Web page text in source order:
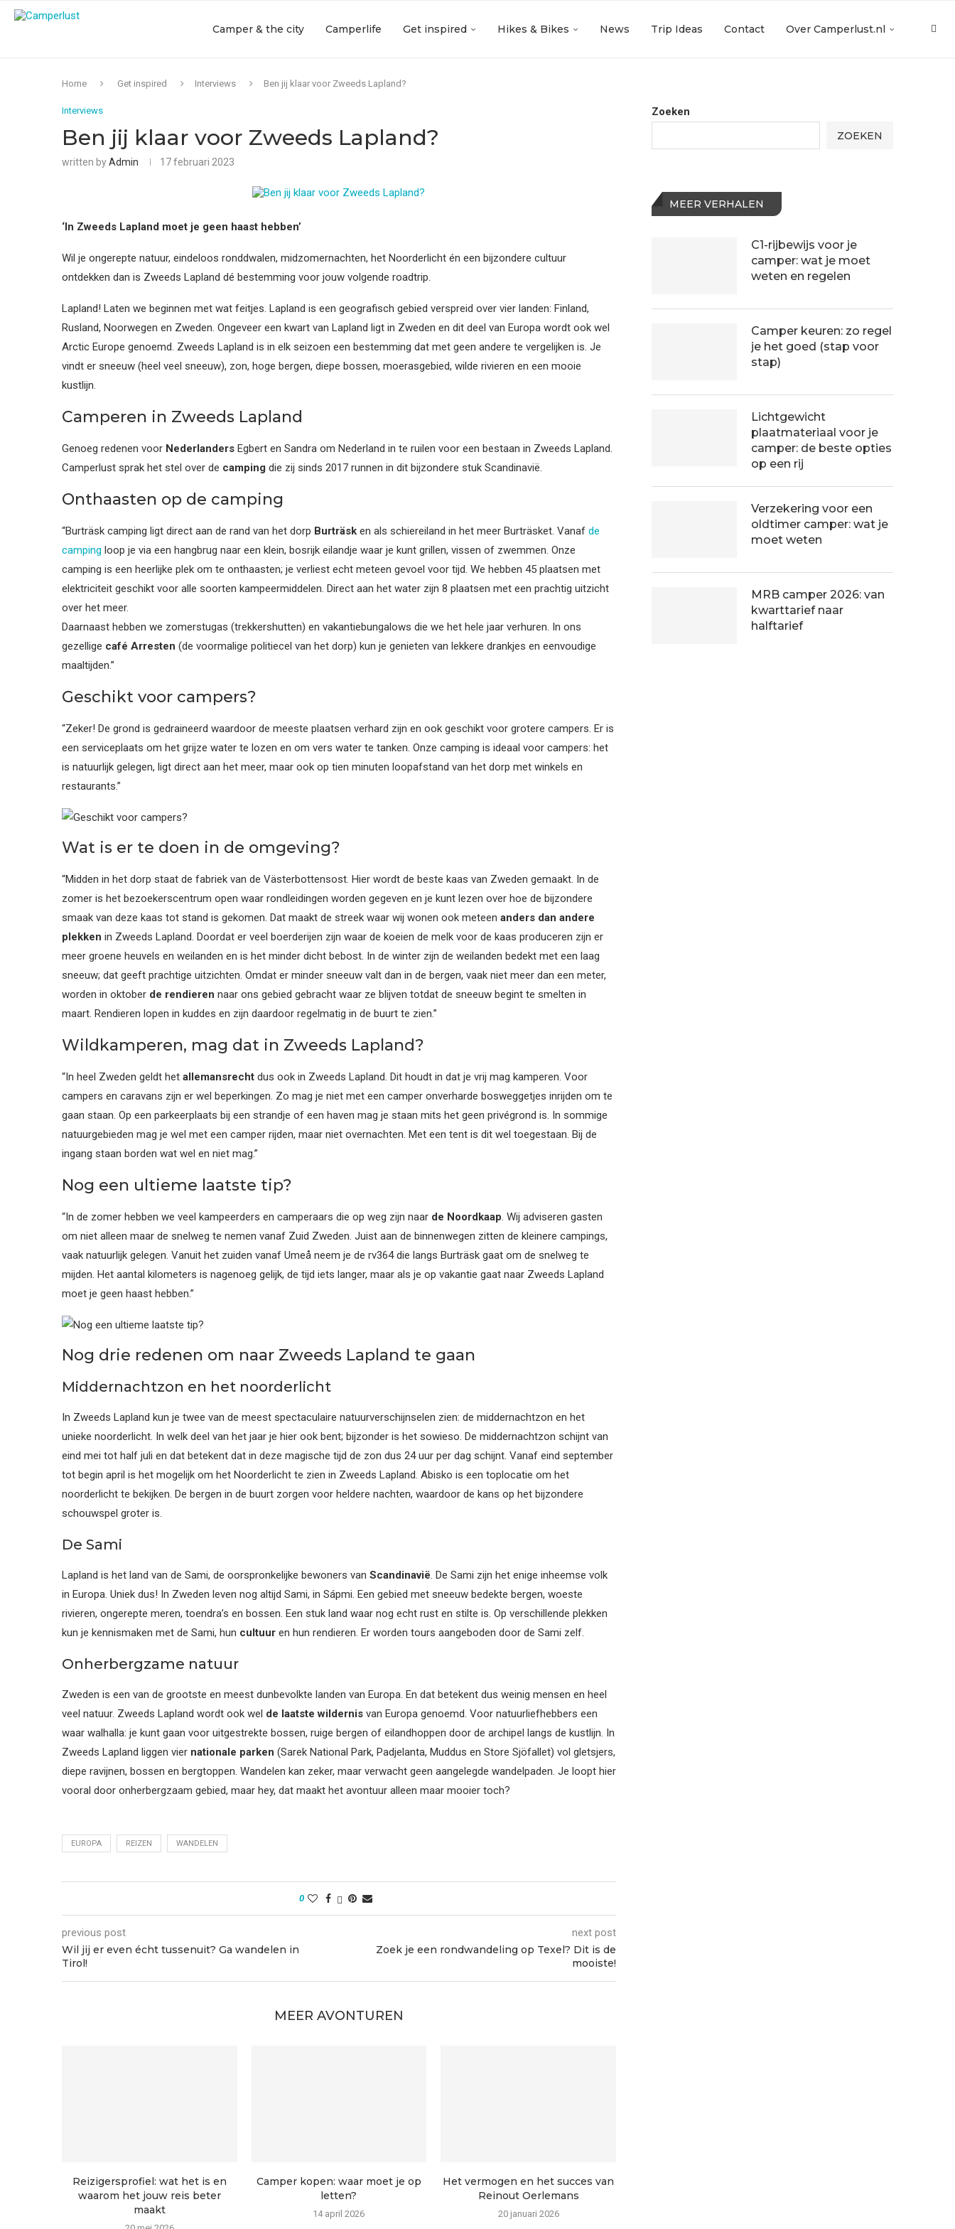
Camper & the city Camperlife Get inspired Hikes & Bikes News Trip Ideas Contact Over Camperlust.nl
Home Get inspired Interviews Ben jij klaar voor Zweeds Lapland?
Interviews
Ben jij klaar voor Zweeds Lapland?
written byAdmin 17 februari 2023
‘In Zweeds Lapland moet je geen haast hebben’
Wil je ongerepte natuur, eindeloos ronddwalen, midzomernachten, het Noorderlicht én een bijzondere cultuur
ontdekken dan is Zweeds Lapland dé bestemming voor jouw volgende roadtrip.
Lapland! Laten we beginnen met wat feitjes. Lapland is een geografisch gebied verspreid over vier landen: Finland,
Rusland, Noorwegen en Zweden. Ongeveer een kwart van Lapland ligt in Zweden en dit deel van Europa wordt ook wel
Arctic Europe genoemd. Zweeds Lapland is in elk seizoen een bestemming dat met geen andere te vergelijken is. Je
vindt er sneeuw (heel veel sneeuw), zon, hoge bergen, diepe bossen, moerasgebied, wilde rivieren en een mooie
kustlijn.
Camperen in Zweeds Lapland
Genoeg redenen voor Nederlanders Egbert en Sandra om Nederland in te ruilen voor een bestaan in Zweeds Lapland.
Camperlust sprak het stel over de camping die zij sinds 2017 runnen in dit bijzondere stuk Scandinavië.
Onthaasten op de camping
“Burträsk camping ligt direct aan de rand van het dorp Burträsk en als schiereiland in het meer Burträsket. Vanaf de
camping loop je via een hangbrug naar een klein, bosrijk eilandje waar je kunt grillen, vissen of zwemmen. Onze
camping is een heerlijke plek om te onthaasten; je verliest echt meteen gevoel voor tijd. We hebben 45 plaatsen met
elektriciteit geschikt voor alle soorten kampeermiddelen. Direct aan het water zijn 8 plaatsen met een prachtig uitzicht
over het meer.
Daarnaast hebben we zomerstugas (trekkershutten) en vakantiebungalows die we het hele jaar verhuren. In ons
gezellige café Arresten (de voormalige politiecel van het dorp) kun je genieten van lekkere drankjes en eenvoudige
maaltijden.”
Geschikt voor campers?
“Zeker! De grond is gedraineerd waardoor de meeste plaatsen verhard zijn en ook geschikt voor grotere campers. Er is
een serviceplaats om het grijze water te lozen en om vers water te tanken. Onze camping is ideaal voor campers: het
is natuurlijk gelegen, ligt direct aan het meer, maar ook op tien minuten loopafstand van het dorp met winkels en
restaurants.”
Wat is er te doen in de omgeving?
“Midden in het dorp staat de fabriek van de Västerbottensost. Hier wordt de beste kaas van Zweden gemaakt. In de
zomer is het bezoekerscentrum open waar rondleidingen worden gegeven en je kunt lezen over hoe de bijzondere
smaak van deze kaas tot stand is gekomen. Dat maakt de streek waar wij wonen ook meteen anders dan andere
plekken in Zweeds Lapland. Doordat er veel boerderijen zijn waar de koeien de melk voor de kaas produceren zijn er
meer groene heuvels en weilanden en is het minder dicht bebost. In de winter zijn de weilanden bedekt met een laag
sneeuw; dat geeft prachtige uitzichten. Omdat er minder sneeuw valt dan in de bergen, vaak niet meer dan een meter,
worden in oktober de rendieren naar ons gebied gebracht waar ze blijven totdat de sneeuw begint te smelten in
maart. Rendieren lopen in kuddes en zijn daardoor regelmatig in de buurt te zien.”
Wildkamperen, mag dat in Zweeds Lapland?
“In heel Zweden geldt het allemansrecht dus ook in Zweeds Lapland. Dit houdt in dat je vrij mag kamperen. Voor
campers en caravans zijn er wel beperkingen. Zo mag je niet met een camper onverharde bosweggetjes inrijden om te
gaan staan. Op een parkeerplaats bij een strandje of een haven mag je staan mits het geen privégrond is. In sommige
natuurgebieden mag je wel met een camper rijden, maar niet overnachten. Met een tent is dit wel toegestaan. Bij de
ingang staan borden wat wel en niet mag.”
Nog een ultieme laatste tip?
“In de zomer hebben we veel kampeerders en camperaars die op weg zijn naar de Noordkaap. Wij adviseren gasten
om niet alleen maar de snelweg te nemen vanaf Zuid Zweden. Juist aan de binnenwegen zitten de kleinere campings,
vaak natuurlijk gelegen. Vanuit het zuiden vanaf Umeå neem je de rv364 die langs Burträsk gaat om de snelweg te
mijden. Het aantal kilometers is nagenoeg gelijk, de tijd iets langer, maar als je op vakantie gaat naar Zweeds Lapland
moet je geen haast hebben.”
Nog drie redenen om naar Zweeds Lapland te gaan
Middernachtzon en het noorderlicht
In Zweeds Lapland kun je twee van de meest spectaculaire natuurverschijnselen zien: de middernachtzon en het
unieke noorderlicht. In welk deel van het jaar je hier ook bent; bijzonder is het sowieso. De middernachtzon schijnt van
eind mei tot half juli en dat betekent dat in deze magische tijd de zon dus 24 uur per dag schijnt. Vanaf eind september
tot begin april is het mogelijk om het Noorderlicht te zien in Zweeds Lapland. Abisko is een toplocatie om het
noorderlicht te bekijken. De bergen in de buurt zorgen voor heldere nachten, waardoor de kans op het bijzondere
schouwspel groter is.
De Sami
Lapland is het land van de Sami, de oorspronkelijke bewoners van Scandinavië. De Sami zijn het enige inheemse volk
in Europa. Uniek dus! In Zweden leven nog altijd Sami, in Sápmi. Een gebied met sneeuw bedekte bergen, woeste
rivieren, ongerepte meren, toendra’s en bossen. Een stuk land waar nog echt rust en stilte is. Op verschillende plekken
kun je kennismaken met de Sami, hun cultuur en hun rendieren. Er worden tours aangeboden door de Sami zelf.
Onherbergzame natuur
Zweden is een van de grootste en meest dunbevolkte landen van Europa. En dat betekent dus weinig mensen en heel
veel natuur. Zweeds Lapland wordt ook wel de laatste wildernis van Europa genoemd. Voor natuurliefhebbers een
waar walhalla: je kunt gaan voor uitgestrekte bossen, ruige bergen of eilandhoppen door de archipel langs de kustlijn. In
Zweeds Lapland liggen vier nationale parken (Sarek National Park, Padjelanta, Muddus en Store Sjöfallet) vol gletsjers,
diepe ravijnen, bossen en bergtoppen. Wandelen kan zeker, maar verwacht geen aangelegde wandelpaden. Je loopt hier
vooral door onherbergzaam gebied, maar hey, dat maakt het avontuur alleen maar mooier toch?
EUROPA REIZEN WANDELEN
0
previous post
Wil jij er even écht tussenuit? Ga wandelen in
Tirol!
next post
Zoek je een rondwandeling op Texel? Dit is de
mooiste!
MEER AVONTUREN
Reizigersprofiel: wat het is en
waarom het jouw reis beter
maakt
Camper kopen: waar moet je op
letten?
14 april 2026
Het vermogen en het succes van
Reinout Oerlemans
20 januari 2026
Zoeken
ZOEKEN
MEER VERHALEN
C1-rijbewijs voor je
camper: wat je moet
weten en regelen
Camper keuren: zo regel
je het goed (stap voor
stap)
Lichtgewicht
plaatmateriaal voor je
camper: de beste opties
op een rij
Verzekering voor een
oldtimer camper: wat je
moet weten
MRB camper 2026: van
kwarttarief naar
halftarief